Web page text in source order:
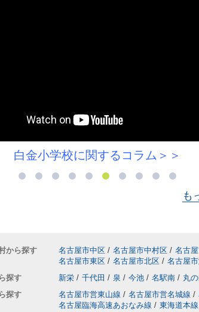
白金小学校に関するコラム＞＞
も
から探す 名古屋市中区 / 名古屋市中村区 / 名古
名古屋市東区 / 名古屋市北区 / 名古屋
探す
新栄 / 千代田 / 泉 / 今池 / 名駅南 / 丸
探す
名古屋市営東山線 / 名古屋市営名城線 /
名古屋臨海高速あおなみ線 / 東海道本線